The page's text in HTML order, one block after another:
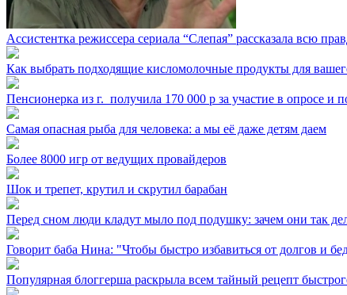
Ассистентка режиссера сериала “Слепая” рассказала всю
Как выбрать подходящие кисломолочные продукты для
Пенсионерка из г. ⁣ получила 170 000 р за участие в опросе и
Самая опасная рыба для человека: а мы её даже детям даем
Более 8000 игр от ведущих провайдеров
Шок и трепет, крутил и скрутил барабан
Перед сном люди кладут мыло под подушку: зачем они так
Говорит баба Нина: "Чтобы быстро избавиться от долгов и
Популярная блоггерша раскрыла всем тайный рецепт